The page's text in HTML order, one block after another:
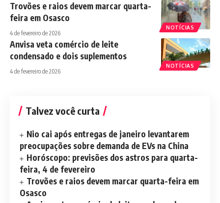
NOTÍCIAS
Trovões e raios devem marcar quarta-
feira em Osasco
4 de fevereiro de 2026
NOTÍCIAS
Anvisa veta comércio de leite
condensado e dois suplementos
4 de fevereiro de 2026
Talvez você curta
Nio cai após entregas de janeiro levantarem
preocupações sobre demanda de EVs na China
Horóscopo: previsões dos astros para quarta-
feira, 4 de fevereiro
Trovões e raios devem marcar quarta-feira em
Osasco